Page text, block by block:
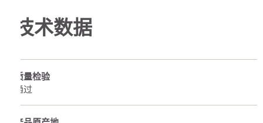
技术数据
质量检验
通过